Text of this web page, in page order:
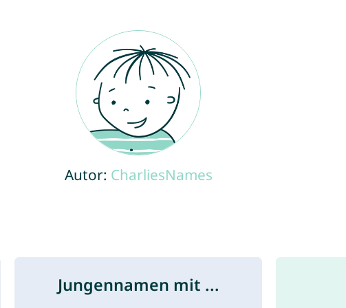
Autor: CharliesNames
Jungennamen mit ...